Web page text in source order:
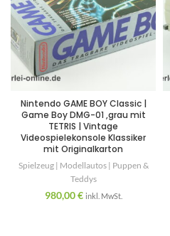
Nintendo GAME BOY Classic |
Game Boy DMG-01 ,grau mit
TETRIS | Vintage
Videospielekonsole Klassiker
mit Originalkarton
Spielzeug | Modellautos | Puppen &
Teddys
980,00€ inkl. MwSt.